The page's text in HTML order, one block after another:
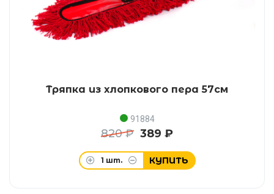
Тряпка из хлопкового пера 57см
91884
820 ₽ 389 ₽
1 шт. КУПИТЬ